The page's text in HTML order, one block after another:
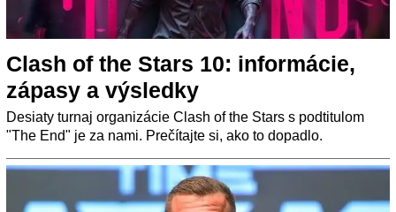
Clash of the Stars 10: informácie,
zápasy a výsledky
Desiaty turnaj organizácie Clash of the Stars s podtitulom
"The End" je za nami. Prečítajte si, ako to dopadlo.